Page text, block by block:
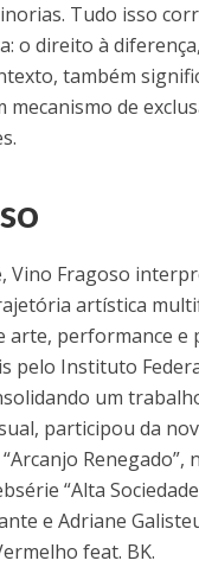
Tudo isso
o direito à
também
mecanismo de
Vino Fragoso
artística
arte, performance e
pelo Instituto
um
participou da
“Alta
e Adriane
feat. BK.